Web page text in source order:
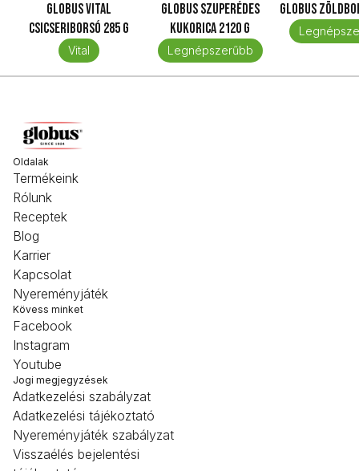
Globus Vital
Csicseriborsó 285 g
Vital
Globus Szuperédes
kukorica 2120 g
Legnépszerűbb
Globus
Oldalak
Termékeink
Rólunk
Receptek
Blog
Karrier
Kapcsolat
Nyereményjáték
Kövess minket
Facebook
Instagram
Youtube
Jogi megjegyzések
Adatkezelési szabályzat
Adatkezelési tájékoztató
Nyereményjáték szabályzat
Visszaélés bejelentési